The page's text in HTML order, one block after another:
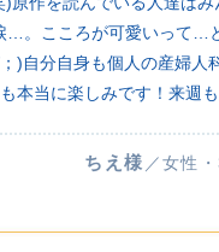
…。こころが可愛いって…
)自分自身も個人の産婦人
本当に楽しみです！来週も
ちえ様 ／女性